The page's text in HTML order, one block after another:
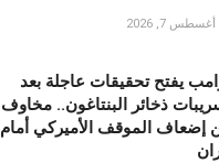
أغسطس 7, 2026
يفتح تحقيقات عاجلة بعد
ذخائر البنتاغون.. مخاوف
إضعاف الموقف الأميركي أمام